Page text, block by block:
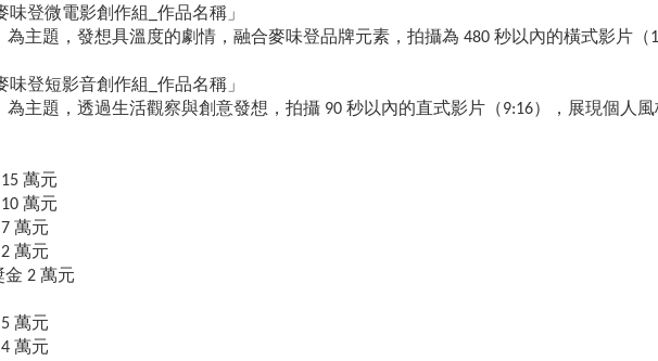
味登微電影創作組_作品名稱」
為主題，發想具溫度的劇情，融合麥味登品牌元素，拍攝為 480 秒以內的橫式影片（
味登短影音創作組_作品名稱」
為主題，透過生活觀察與創意發想，拍攝 90 秒以內的直式影片（9:16），展現個人風
萬元
萬元
萬元
萬元
2 萬元
萬元
萬元